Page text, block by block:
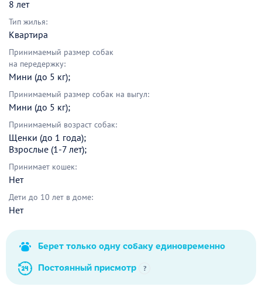
8 лет
Тип жилья:
Квартира
Принимаемый размер собак
на передержку:
Мини (до 5 кг);
Принимаемый размер собак на выгул:
Мини (до 5 кг);
Принимаемый возраст собак:
Щенки (до 1 года);
Взрослые (1-7 лет);
Принимает кошек:
Нет
Дети до 10 лет в доме:
Нет
Берет только одну собаку единовременно
Постоянный присмотр
?